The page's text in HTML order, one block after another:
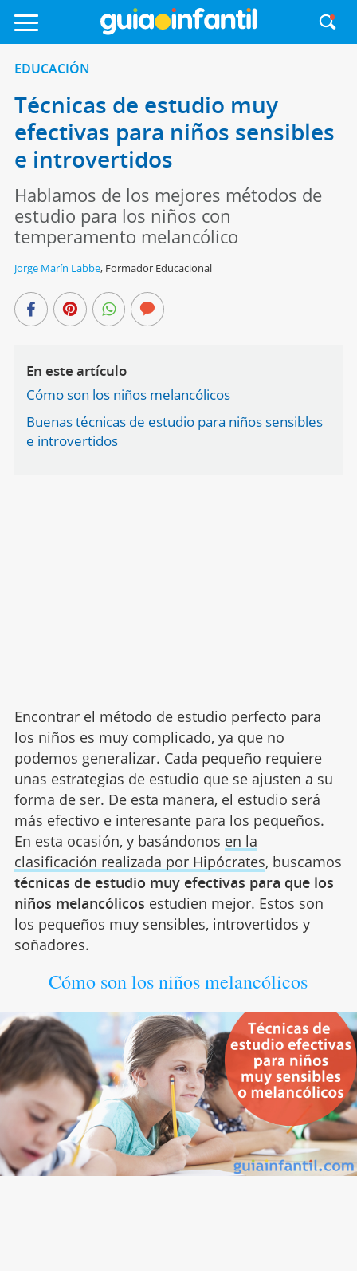
EDUCACIÓN
Técnicas de estudio muy
efectivas para niños sensibles
e introvertidos
Hablamos de los mejores métodos de
estudio para los niños con
temperamento melancólico
Jorge Marín Labbe, Formador Educacional
En este artículo
Cómo son los niños melancólicos
Buenas técnicas de estudio para niños sensibles
e introvertidos
Encontrar el método de estudio perfecto para
los niños es muy complicado, ya que no
podemos generalizar. Cada pequeño requiere
unas estrategias de estudio que se ajusten a su
forma de ser. De esta manera, el estudio será
más efectivo e interesante para los pequeños.
En esta ocasión, y basándonos en la
clasificación realizada por Hipócrates, buscamos
técnicas de estudio muy efectivas para que los
niños melancólicos estudien mejor. Estos son
los pequeños muy sensibles, introvertidos y
soñadores.
Cómo son los niños melancólicos